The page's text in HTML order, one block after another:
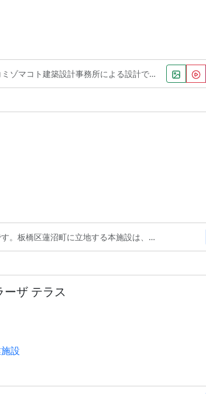
建築設計事務所による設計で、シンプルなが
区蓮沼町に立地する本施設は、機能性と
ザ テラス
設